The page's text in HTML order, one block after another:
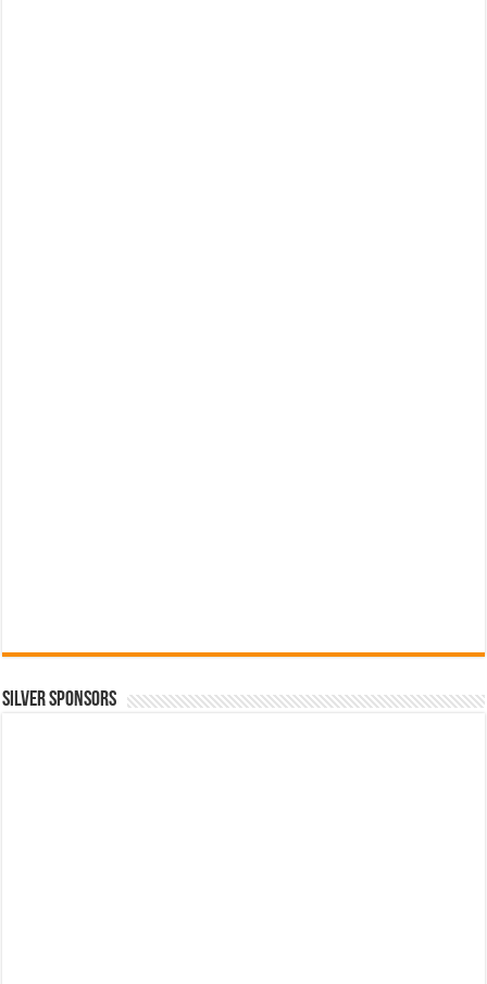
SILVER SPONSORS